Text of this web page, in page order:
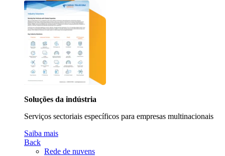
Soluções da indústria
Serviços sectoriais específicos para empresas multinacionais
Saiba mais
Back
Rede de nuvens